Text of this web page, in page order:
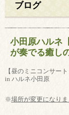
ブログ
小田原ハルネ
が奏でる癒し
【昼のミニコンサー
in ハルネ小田原
※場所が変更になりま